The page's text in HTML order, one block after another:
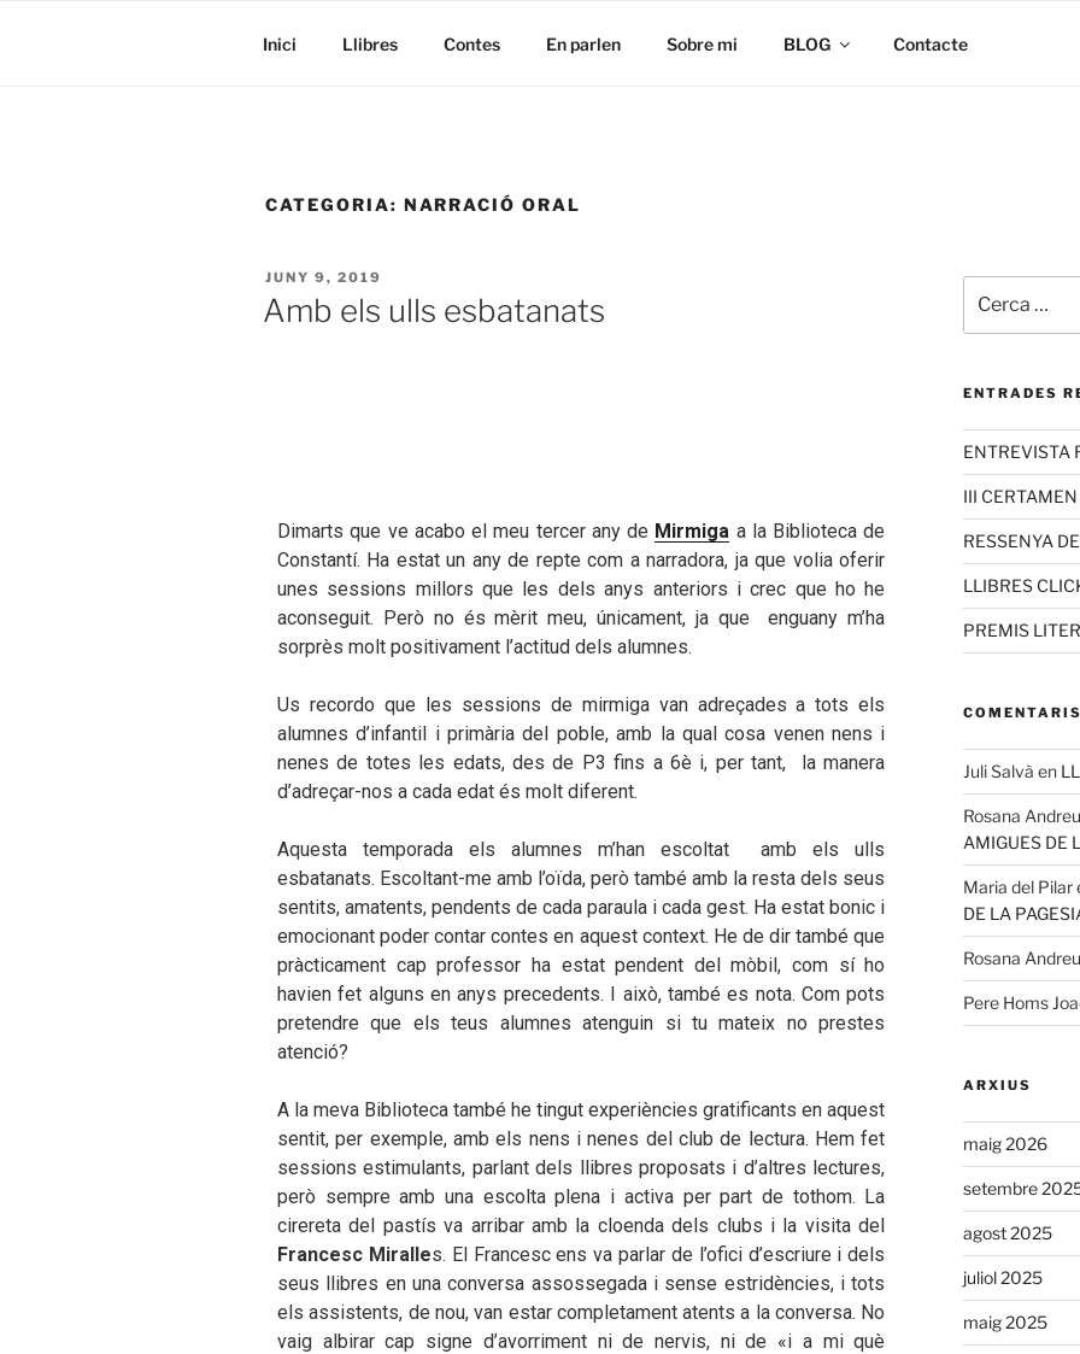
Inici Llibres Contes En parlen Sobre mi BLOG Contacte
CATEGORIA: NARRACIÓ ORAL
JUNY 9, 2019
Amb els ulls esbatanats
Dimarts que ve acabo el meu tercer any de Mirmiga a la Biblioteca de
Constantí. Ha estat un any de repte com a narradora, ja que volia oferir
unes sessions millors que les dels anys anteriors i crec que ho he
aconseguit. Però no és mèrit meu, únicament, ja que enguany m’ha
sorprès molt positivament l’actitud dels alumnes.
Us recordo que les sessions de mirmiga van adreçades a tots els
alumnes d’infantil i primària del poble, amb la qual cosa venen nens i
nenes de totes les edats, des de P3 fins a 6è i, per tant, la manera
d’adreçar-nos a cada edat és molt diferent.
Aquesta temporada els alumnes m’han escoltat amb els ulls
esbatanats. Escoltant-me amb l’oïda, però també amb la resta dels seus
sentits, amatents, pendents de cada paraula i cada gest. Ha estat bonic i
emocionant poder contar contes en aquest context. He de dir també que
pràcticament cap professor ha estat pendent del mòbil, com sí ho
havien fet alguns en anys precedents. I això, també es nota. Com pots
pretendre que els teus alumnes atenguin si tu mateix no prestes
atenció?
A la meva Biblioteca també he tingut experiències gratificants en aquest
sentit, per exemple, amb els nens i nenes del club de lectura. Hem fet
sessions estimulants, parlant dels llibres proposats i d’altres lectures,
però sempre amb una escolta plena i activa per part de tothom. La
cirereta del pastís va arribar amb la cloenda dels clubs i la visita del
Francesc Miralles. El Francesc ens va parlar de l’ofici d’escriure i dels
seus llibres en una conversa assossegada i sense estridències, i tots
els assistents, de nou, van estar completament atents a la conversa. No
vaig albirar cap signe d’avorriment ni de nervis, ni de «i a mi què
ENTRADES
ENTREVISTA
III
RESSENYA
LLIBRES
PREMIS
Juli Salvà en
Rosana Andreu
AMIGUES DE
Maria del Pilar
DE LA
Rosana Andreu
Pere Homs
ARXIUS
maig 2026
setembre
agost 2025
juliol 2025
maig 2025